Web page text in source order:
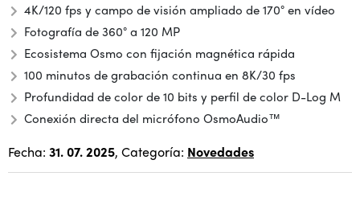
4K/120 fps y campo de visión ampliado de 170° en vídeo
Fotografía de 360° a 120 MP
Ecosistema Osmo con fijación magnética rápida
100 minutos de grabación continua en 8K/30 fps
Profundidad de color de 10 bits y perfil de color D-Log M
Conexión directa del micrófono OsmoAudio™
Fecha: 31. 07. 2025, Categoría: Novedades